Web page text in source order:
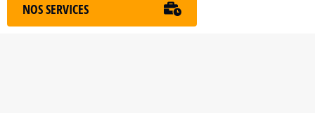
NOS SERVICES